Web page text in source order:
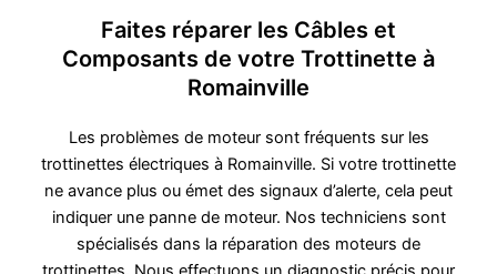
Faites réparer les Câbles et
Composants de votre Trottinette à
Romainville
Les problèmes de moteur sont fréquents sur les
trottinettes électriques à Romainville. Si votre trottinette
ne avance plus ou émet des signaux d’alerte, cela peut
indiquer une panne de moteur. Nos techniciens sont
spécialisés dans la réparation des moteurs de